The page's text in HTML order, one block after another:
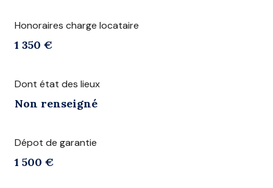
Honoraires charge locataire
1 350 €
Dont état des lieux
Non renseigné
Dépot de garantie
1 500 €